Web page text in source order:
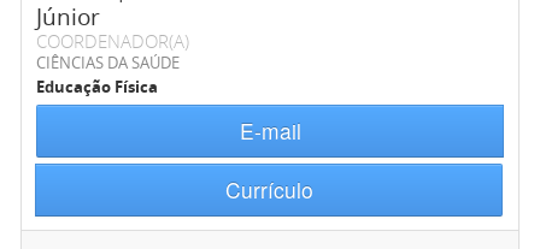
Júnior
COORDENADOR(A)
CIÊNCIAS DA SAÚDE
Educação Física
E-mail
Currículo